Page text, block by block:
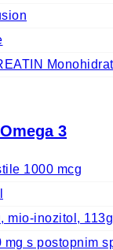
Monohidrat
3
1000 mcg
mio-inozitol, 113g
mg s postopnim